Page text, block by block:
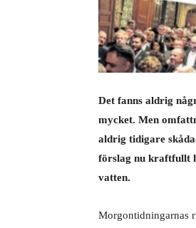
Det fanns aldrig
mycket. Men
aldrig tidigare
förslag nu kraftfullt
vatten.
Morgontidningarnas